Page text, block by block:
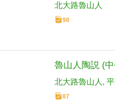
北大路魯山人
98
魯山人陶説 (
北大路魯山人
87